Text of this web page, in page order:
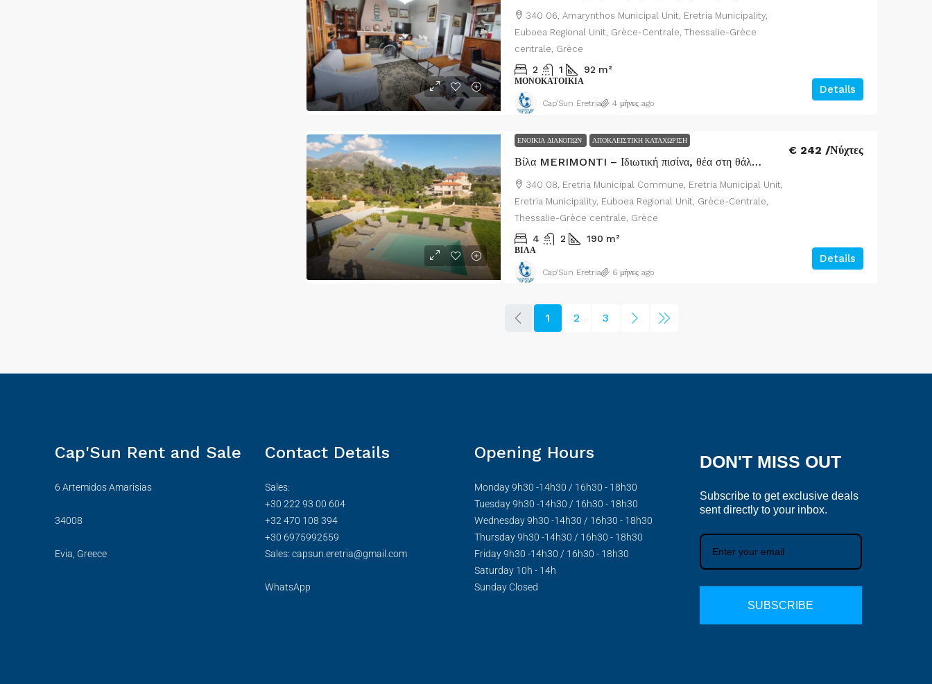
340 06, Amarynthos Municipal Unit, Eretria Municipality,
Euboea Regional Unit, Grèce-Centrale, Thessalie-Grèce
centrale, Grèce
2 1 92 m²
ΜΟΝΟΚΑΤΟΙΚΊΑ
Details
Cap’Sun Eretria 4 μήνες ago
ΕΝΟΊΚΙΑ ΔΙΑΚΟΠΏΝ ΑΠΟΚΛΕΙΣΤΙΚΉ ΚΑΤΑΧΏΡΙΣΗ
Βίλα MERIMONTI – Ιδιωτική πισίνα, θέα στη θάλασσα και το βουνό, 8 άτομα
€ 242 /Νύχτες
340 08, Eretria Municipal Commune, Eretria Municipal Unit,
Eretria Municipality, Euboea Regional Unit, Grèce-Centrale,
Thessalie-Grèce centrale, Grèce
4 2 190 m²
ΒΊΛΑ
Details
Cap’Sun Eretria 6 μήνες ago
1 2 3
Cap'Sun Rent and Sale
6 Artemidos Amarisias
34008
Evia, Greece
Contact Details
Sales:
+30 222 93 00 604
+32 470 108 394
+30 6975992559
Sales: capsun.eretria@gmail.com
WhatsApp
Opening Hours
Monday 9h30 -14h30 / 16h30 - 18h30
Tuesday 9h30 -14h30 / 16h30 - 18h30
Wednesday 9h30 -14h30 / 16h30 - 18h30
Thursday 9h30 -14h30 / 16h30 - 18h30
Friday 9h30 -14h30 / 16h30 - 18h30
Saturday 10h - 14h
Sunday Closed
DON'T MISS OUT
Subscribe to get exclusive deals
sent directly to your inbox.
SUBSCRIBE